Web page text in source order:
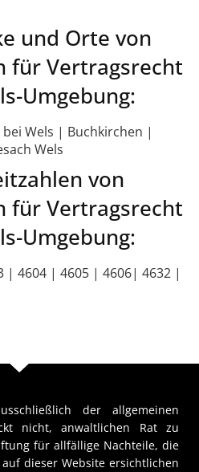
und Orte von
für Vertragsrecht
Umgebung:
Wels | Buchkirchen |
Wels
von
für Vertragsrecht
Umgebung:
| 4604 | 4605 | 4606| 4632 |
der allgemeinen
nicht, anwaltlichen Rat zu
für allfällige Nachteile, die
dieser Website ersichtlichen